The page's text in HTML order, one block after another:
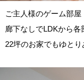
ご主人様のゲーム部屋
廊下なしでLDKから各
22坪のお家でもゆと